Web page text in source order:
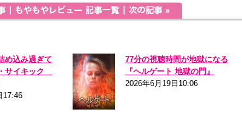
め込み過ぎて
サイキック
17:46
77分の視聴時間が地獄になる
『ヘルゲート 地獄の門』
2026年6月19日10:06